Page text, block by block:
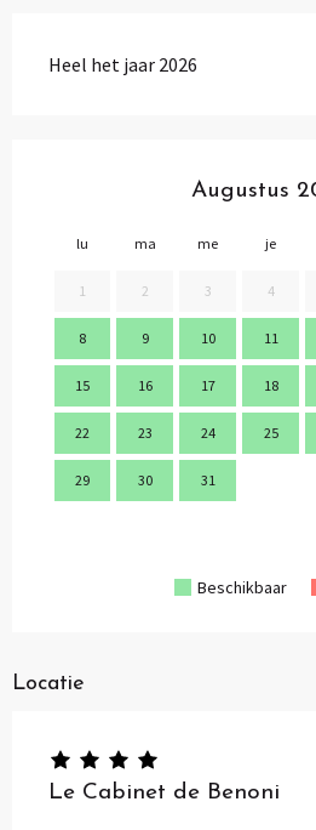
Heel het jaar 2026
Augustus
lu ma me je
1 2 3 4
8 9 10 11
15 16 17 18
22 23 24 25
29 30 31
Beschikbaar
Locatie
Le Cabinet de Benoni